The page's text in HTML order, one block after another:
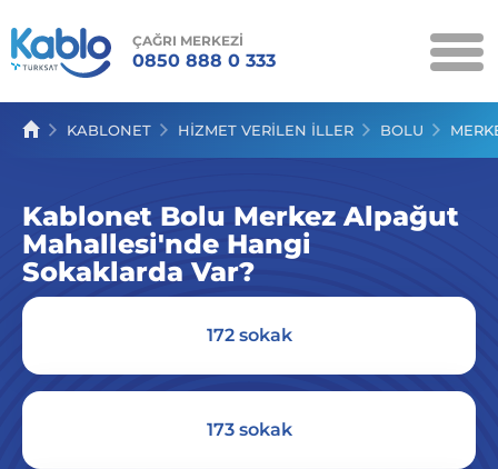
ÇAĞRI MERKEZİ
0850 888 0 333
KAMPANYALAR
KABLO TV
KABLOSES
KABLONET HIZMET VERILEN İLLER BOLU
Kablonet Bolu Merkez Alpağut
Mahallesi'nde Hangi
Sokaklarda Var?
172 sokak
173 sokak